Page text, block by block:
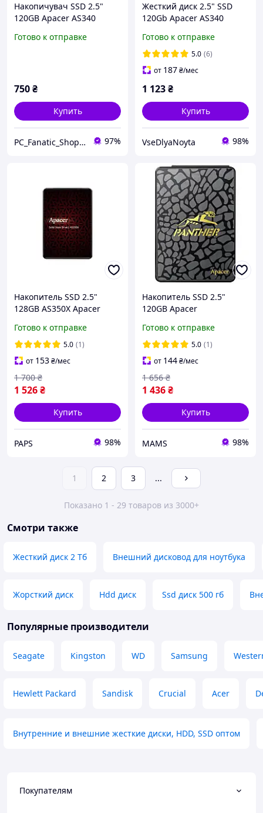
Накопичувач SSD 2.5"
120GB Apacer AS340
Готово к отправке
750₴
Купить
PC_Fanatic_Shop, інтернет-магазин комп'ютерних комплектуючих 97%
Жесткий диск 2.5" SSD
120Gb Apacer AS340
AP120GAS340G-1, TLC,
SATA-III 6Gb/s, зап/чт. -
Готово к отправке
5.0 (6)
от 187₴/мес
1 123₴
Купить
VseDlyaNoyta 98%
Накопитель SSD 2.5"
128GB AS350X Apacer
Готово к отправке
5.0 (1)
от 153₴/мес
1 526₴
1 700 ₴
Купить
PAPS 98%
Накопитель SSD 2.5"
120GB Apacer
Готово к отправке
5.0 (1)
от 144₴/мес
1 436₴
1 656 ₴
Купить
MAMS 98%
1 2 3 ...
Показано 1 - 29 товаров из 3000+
Смотри также
Жесткий диск 2 Тб Внешний дисковод для ноутбука
Жорсткий диск Hdd диск Ssd диск 500 гб
Популярные производители
Seagate Kingston WD Samsung
Hewlett Packard Sandisk Crucial Acer
Внутренние и внешние жесткие диски, HDD, SSD оптом
Покупателям